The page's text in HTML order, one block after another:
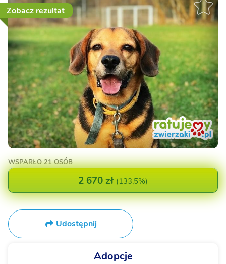
Zobacz rezultat
WSPARŁO21 OSÓB
2 670 zł (133,5%)
Udostępnij
Adopcje